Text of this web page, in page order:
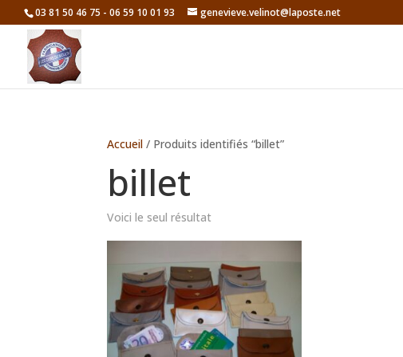
03 81 50 46 75 - 06 59 10 01 93 genevieve.velinot@laposte.net
Accueil / Produits identifiés “billet”
billet
Voici le seul résultat